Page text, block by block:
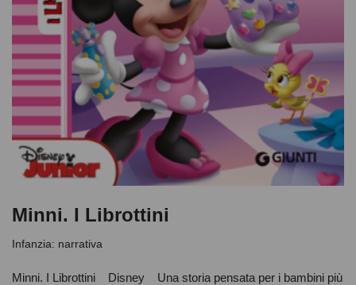
Minni. I Librottini
Infanzia: narrativa
Minni. I Librottini Disney Una storia pensata per i bambini più